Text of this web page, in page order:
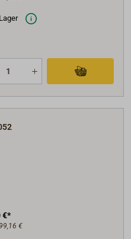
€*
€